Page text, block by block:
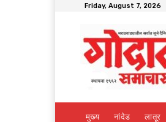
Friday, August 7, 2026
मुख्य नांदेड लातूर